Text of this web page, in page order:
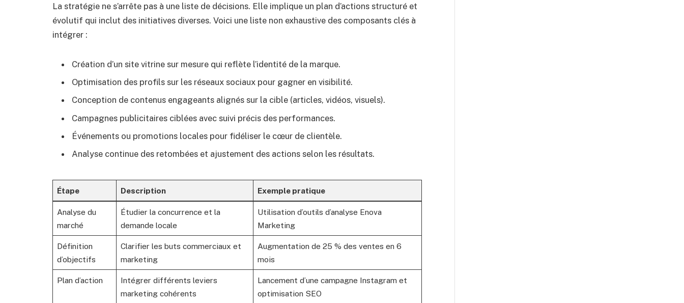
La stratégie ne s’arrête pas à une liste de décisions. Elle implique un plan d’actions structuré et
évolutif qui inclut des initiatives diverses. Voici une liste non exhaustive des composants clés à
intégrer :
Création d’un site vitrine sur mesure qui reflète l’identité de la marque.
Optimisation des profils sur les réseaux sociaux pour gagner en visibilité.
Conception de contenus engageants alignés sur la cible (articles, vidéos, visuels).
Campagnes publicitaires ciblées avec suivi précis des performances.
Événements ou promotions locales pour fidéliser le cœur de clientèle.
Analyse continue des retombées et ajustement des actions selon les résultats.
Étape Description Exemple pratique
Analyse du
marché
Étudier la concurrence et la
demande locale
Utilisation d’outils d’analyse Enova
Marketing
Définition
d’objectifs
Clarifier les buts commerciaux et
marketing
Augmentation de 25 % des ventes en 6
mois
Plan d’action
Intégrer différents leviers
marketing cohérents
Lancement d’une campagne Instagram et
optimisation SEO